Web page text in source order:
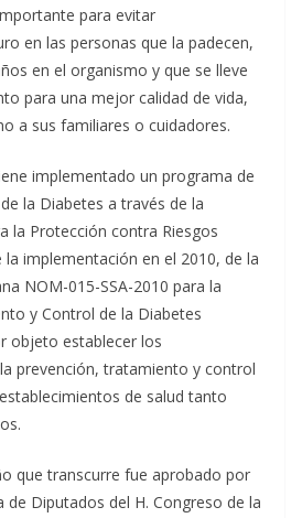
para evitar
en las personas que la padecen,
en el organismo y que se lleve
para una mejor calidad de vida,
a sus familiares o cuidadores.
implementado un programa de
la Diabetes a través de la
la Protección contra Riesgos
implementación en el 2010, de la
NOM-015-SSA-2010 para la
y Control de la Diabetes
objeto establecer los
prevención, tratamiento y control
de salud tanto
que transcurre fue aprobado por
de Diputados del H. Congreso de la